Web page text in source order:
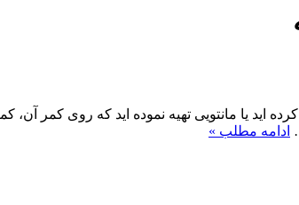
اید یا مانتویی تهیه نموده اید که روی کمر
ادامه مطلب »